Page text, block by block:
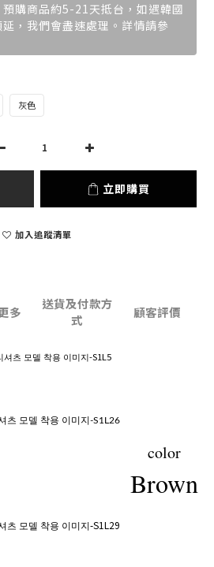
購商品約5-21天抵台，如遇韓國
，我們會盡速處理。詳情請參
灰色
立即購買
加入追蹤清單
多
送貨及付款方
式
顧客評價
color
Brown